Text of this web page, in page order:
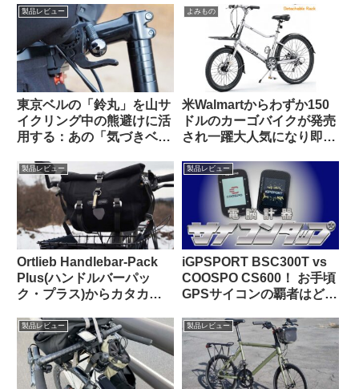
で使ってみた
ダーが爆誕！！【クーポン
あります】
製品レビュー
東京ベルの「鈴丸」を山サ
イクリング中の熊避けに活
用する：あの「気づきベ
るようにした感じで超便利
よみもの
米Walmartからわずか150
ドルのカーゴバイクが発売
され一躍大人気になり即日
製品レビュー
Ortlieb Handlebar-Pack
Plus(ハンドルバーパッ
ク・プラス)からカタカタ
はこれだった【豆感想】
製品レビュー
iGPSPORT BSC300T vs
COOSPO CS600！ お手頃
GPSサイコンの覇者はどっ
製品レビュー 製品レビュー